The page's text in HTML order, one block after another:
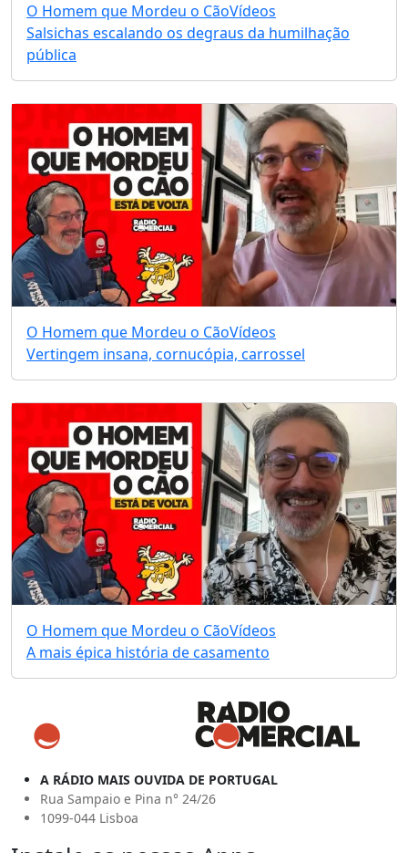
O Homem que Mordeu o CãoVídeos
Salsichas escalando os degraus da humilhação
pública
O Homem que Mordeu o CãoVídeos
Vertingem insana, cornucópia, carrossel
O Homem que Mordeu o CãoVídeos
A mais épica história de casamento
A RÁDIO MAIS OUVIDA DE PORTUGAL
Rua Sampaio e Pina n° 24/26
1099-044 Lisboa